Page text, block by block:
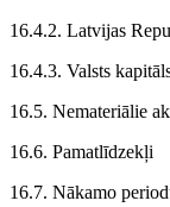
16.4.2. Latvijas
16.4.3. Valsts
16.5. Nemateriālie
16.6. Pamatlīdzekļi
16.7. Nākamo